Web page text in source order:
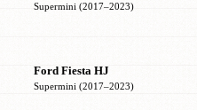
Supermini (2017–2023)
Ford Fiesta HJ
Supermini (2017–2023)